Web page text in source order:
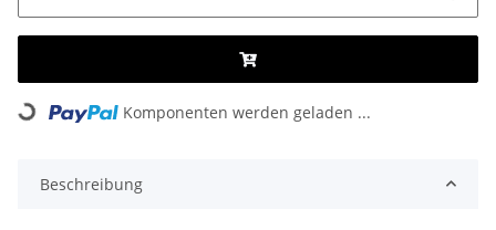
Loading... Komponenten werden geladen ...
Beschreibung